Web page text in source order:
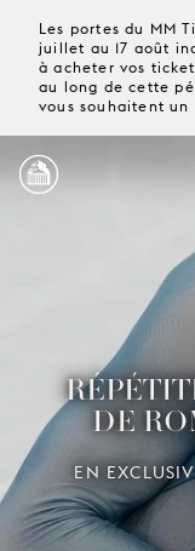
Les portes du MM
juillet au 17 août
à acheter vos
au long de cette
vous souhaitent
DE
EN